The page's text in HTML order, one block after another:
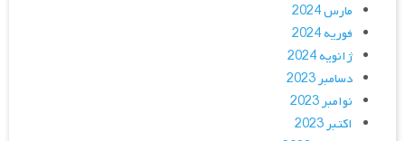
مارس 2024
فوریه 2024
ژانویه 2024
دسامبر 2023
نوامبر 2023
اکتبر 2023